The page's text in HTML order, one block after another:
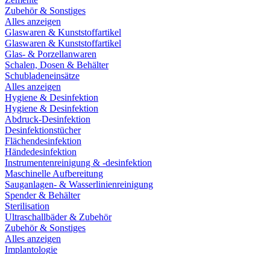
Zubehör & Sonstiges
Alles anzeigen
Glaswaren & Kunststoffartikel
Glaswaren & Kunststoffartikel
Glas- & Porzellanwaren
Schalen, Dosen & Behälter
Schubladeneinsätze
Alles anzeigen
Hygiene & Desinfektion
Hygiene & Desinfektion
Abdruck-Desinfektion
Desinfektionstücher
Flächendesinfektion
Händedesinfektion
Instrumentenreinigung & -desinfektion
Maschinelle Aufbereitung
Sauganlagen- & Wasserlinienreinigung
Spender & Behälter
Sterilisation
Ultraschallbäder & Zubehör
Zubehör & Sonstiges
Alles anzeigen
Implantologie